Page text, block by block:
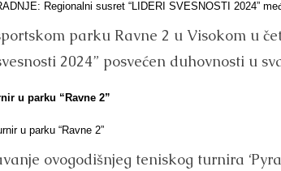
parku Ravne 2 u Visokom u
2024” posvećen duhovnosti u
u parku “Ravne 2”
ovogodišnjeg teniskog turnira